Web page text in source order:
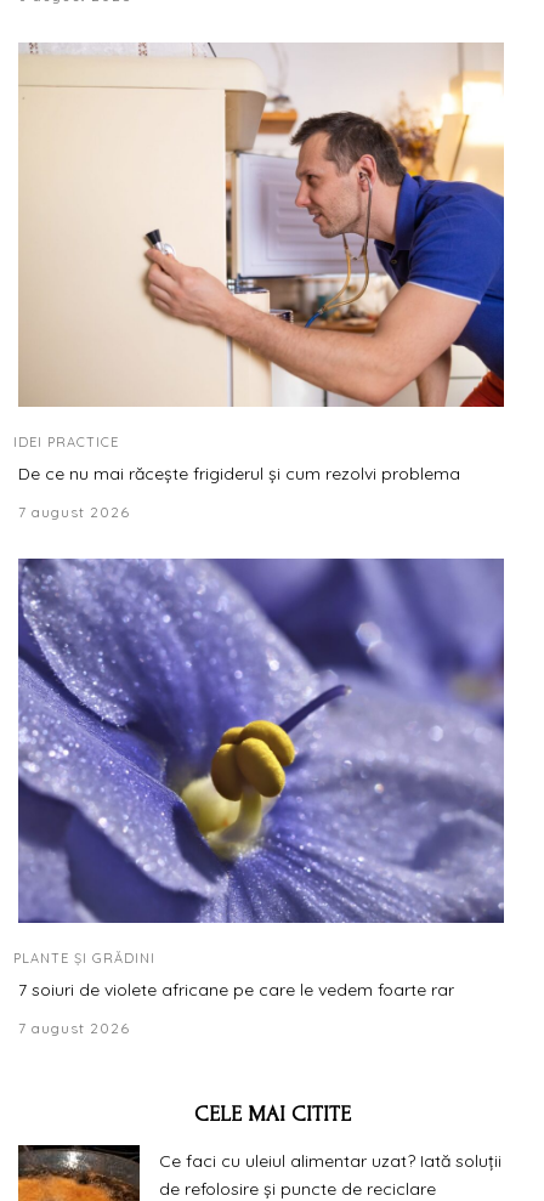
IDEI PRACTICE
De ce nu mai răcește frigiderul și cum rezolvi problema
7 august 2026
PLANTE ȘI GRĂDINI
7 soiuri de violete africane pe care le vedem foarte rar
7 august 2026
CELE MAI CITITE
Ce faci cu uleiul alimentar uzat? Iată soluții
de refolosire și puncte de reciclare